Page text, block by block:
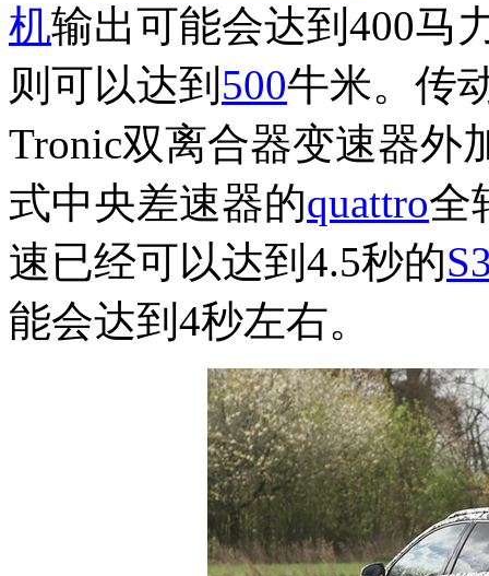
机输出可能会达到400马
则可以达到 500牛米。传
Tronic双离合器变速器外
式中央差速器的quattro全
速已经可以达到4.5秒的
能会达到4秒左右。